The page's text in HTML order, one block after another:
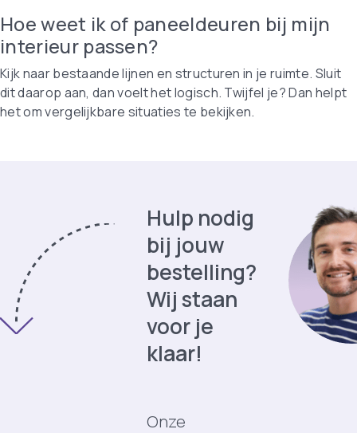
Hoe weet ik of paneeldeuren bij mijn
interieur passen?
Kijk naar bestaande lijnen en structuren in je ruimte. Sluit
dit daarop aan, dan voelt het logisch. Twijfel je? Dan helpt
het om vergelijkbare situaties te bekijken.
Hulp nodig
bij jouw
bestelling?
Wij staan
voor je
klaar!
Onze